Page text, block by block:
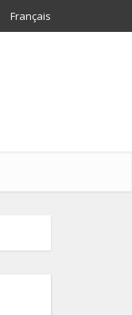
Français